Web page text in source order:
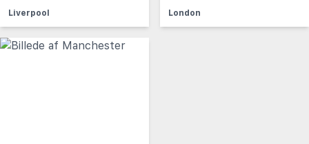
Liverpool London